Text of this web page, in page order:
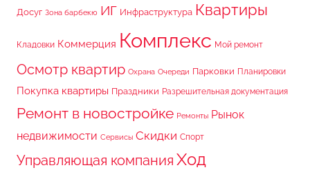
Досуг Зона барбекю ИГ Инфраструктура Квартиры
Кладовки Коммерция Комплекс Мой ремонт
Осмотр квартир Охрана Очереди Парковки Планировки
Покупка квартиры Праздники Разрешительная документация
Ремонт в новостройке Ремонты Рынок
недвижимости Сервисы Скидки Спорт
Управляющая компания Ход